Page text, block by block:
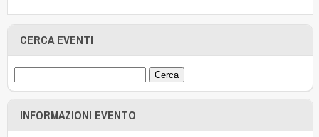
CERCA EVENTI
INFORMAZIONI EVENTO